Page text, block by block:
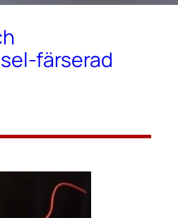
färserad